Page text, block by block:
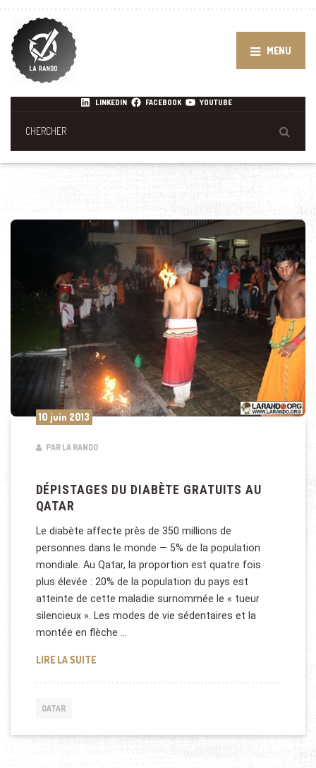
MENU
LINKEDIN FACEBOOK YOUTUBE
10 juin 2013
PAR LA RANDO
DÉPISTAGES DU DIABÈTE GRATUITS AU
QATAR
Le diabète affecte près de 350 millions de
personnes dans le monde — 5% de la population
mondiale. Au Qatar, la proportion est quatre fois
plus élevée : 20% de la population du pays est
atteinte de cette maladie surnommée le « tueur
silencieux ». Les modes de vie sédentaires et la
montée en flèche …
LIRE LA SUITEDÉPISTAGES DU DIABÈTE GRATUITS AU QATAR
QATAR